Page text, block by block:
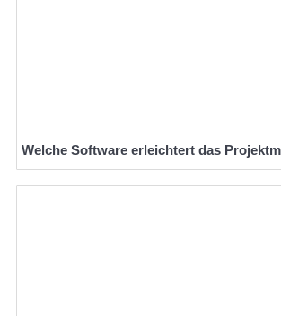
Welche Software erleichtert das